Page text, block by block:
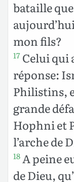
bataille
mon fils?
17 Celui qui
réponse:
Philistins,
grande
Hophni et
l’arche de
18A peine
de Dieu,